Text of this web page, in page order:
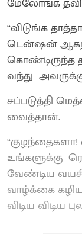
“விடுங்க
டென்ஷன்
கொண்டிருந்த
வந்து
சப்படுத்தி
வைத்தான்.
உங்களுக்கு
வேண்டிய
வாழ்க்கை
விடிய விடிய